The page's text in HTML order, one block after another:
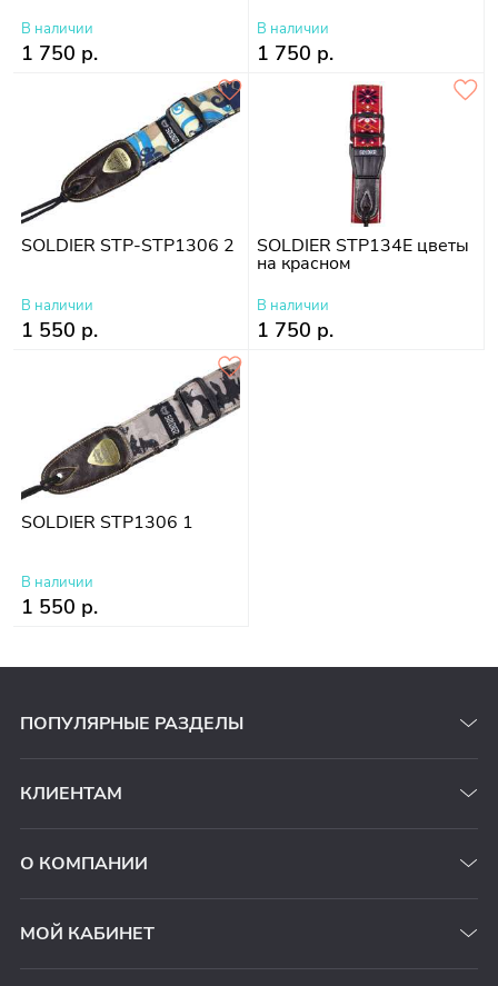
В наличии
1 750 р.
В наличии
1 750 р.
SOLDIER STP-STP1306 2
В наличии
1 550 р.
SOLDIER STP134E цветы
на красном
В наличии
1 750 р.
SOLDIER STP1306 1
В наличии
1 550 р.
ПОПУЛЯРНЫЕ РАЗДЕЛЫ
КЛИЕНТАМ
О КОМПАНИИ
МОЙ КАБИНЕТ